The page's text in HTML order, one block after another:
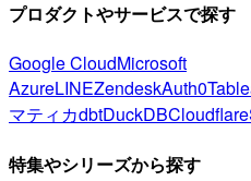
プロダクトやサービスで探す
Google CloudMicrosoft
AzureLINEZendeskAuth0
マティカdbtDuckDBCloudflare
特集やシリーズから探す